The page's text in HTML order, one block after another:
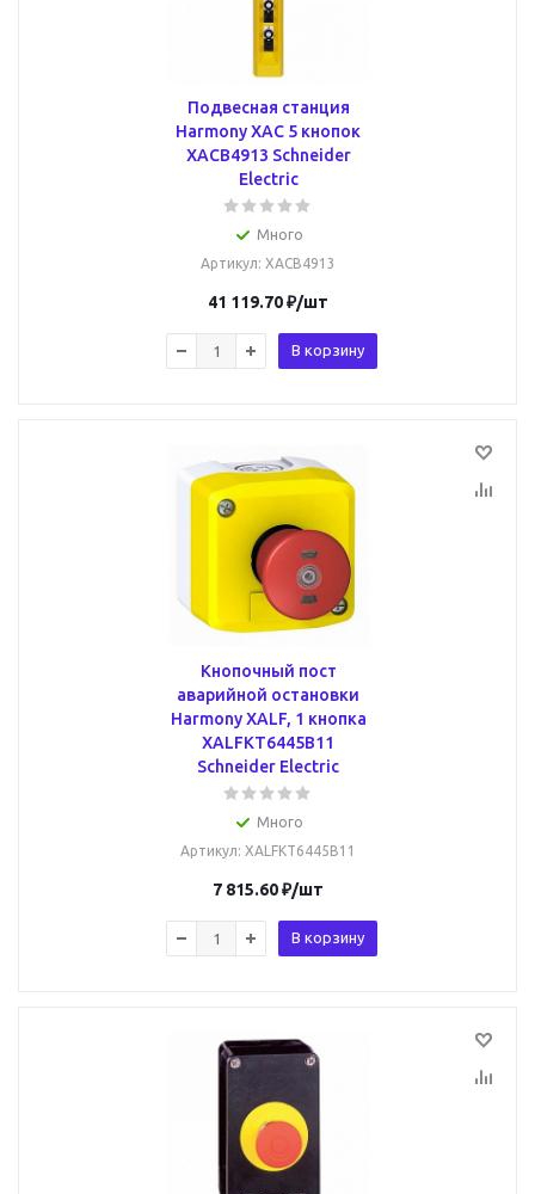
Подвесная станция
Harmony XAC 5 кнопок
XACB4913 Schneider
Electric
Много
Артикул: XACB4913
41 119.70₽/шт
В корзину
Кнопочный пост
аварийной остановки
Harmony XALF, 1 кнопка
XALFKT6445B11
Schneider Electric
Много
Артикул: XALFKT6445B11
7 815.60₽/шт
В корзину